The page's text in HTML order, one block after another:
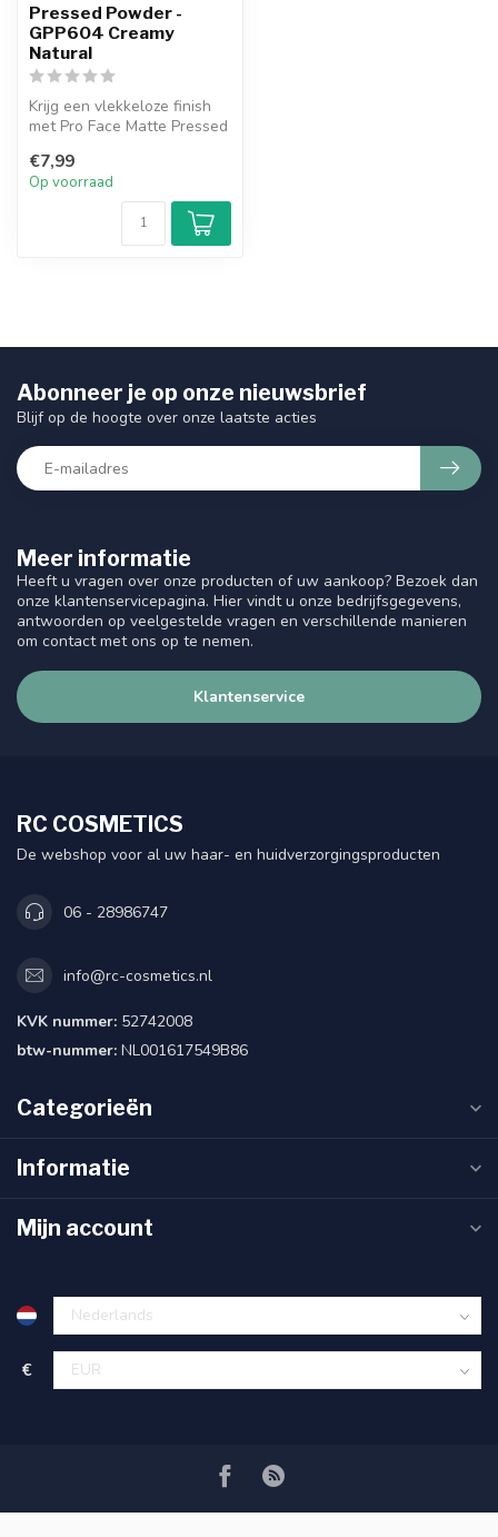
Pressed Powder -
GPP604 Creamy
Natural
Krijg een vlekkeloze finish
met Pro Face Matte Pressed
€7,99
Op voorraad
Meer informatie
Heeft u vragen over onze producten of uw aankoop? Bezoek dan
onze klantenservicepagina. Hier vindt u onze bedrijfsgegevens,
antwoorden op veelgestelde vragen en verschillende manieren
om contact met ons op te nemen.
Klantenservice
Abonneer je op onze nieuwsbrief
Blijf op de hoogte over onze laatste acties
RC COSMETICS
De webshop voor al uw haar- en huidverzorgingsproducten
06 - 28986747
info@rc-cosmetics.nl
KVK nummer: 52742008
btw-nummer: NL001617549B86
Categorieën
Informatie
Mijn account
€